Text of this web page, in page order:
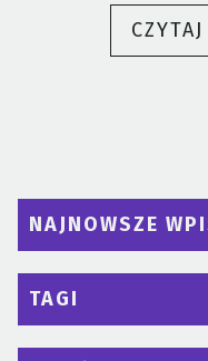
NAJNOWSZE
TAGI